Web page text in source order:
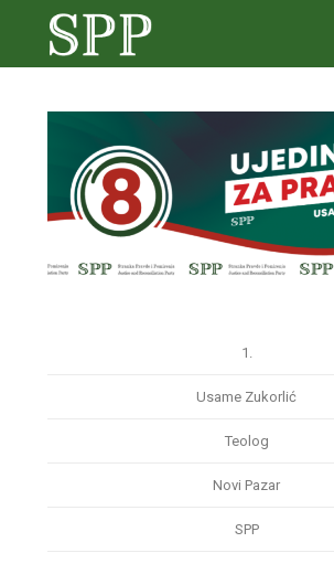
1.
Usame Zukorlić
Teolog
Novi Pazar
SPP